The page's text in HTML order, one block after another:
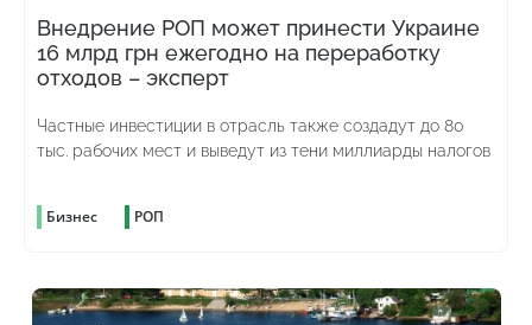
Внедрение РОП может принести Украине
16 млрд грн ежегодно на переработку
отходов – эксперт
Частные инвестиции в отрасль также создадут до 80
тыс. рабочих мест и выведут из тени миллиарды налогов
Бизнес РОП